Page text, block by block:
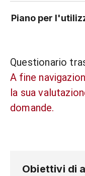
Piano per
Questionario
A fine
la sua
domande.
Obiettivi di